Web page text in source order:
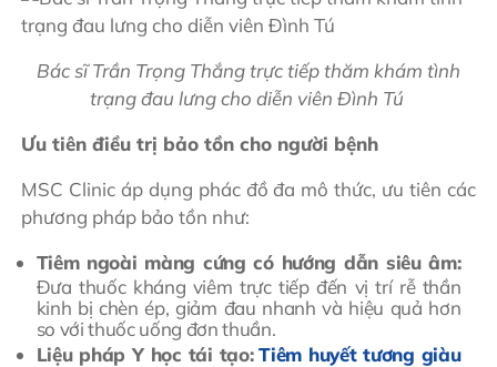
Bác sĩ Trần Trọng Thắng trực tiếp thăm khám tình
trạng đau lưng cho diễn viên Đình Tú
Ưu tiên điều trị bảo tồn cho người bệnh
MSC Clinic áp dụng phác đồ đa mô thức, ưu tiên các
phương pháp bảo tồn như:
Tiêm ngoài màng cứng có hướng dẫn siêu âm:
Đưa thuốc kháng viêm trực tiếp đến vị trí rễ thần
kinh bị chèn ép, giảm đau nhanh và hiệu quả hơn
so với thuốc uống đơn thuần.
Liệu pháp Y học tái tạo: Tiêm huyết tương giàu